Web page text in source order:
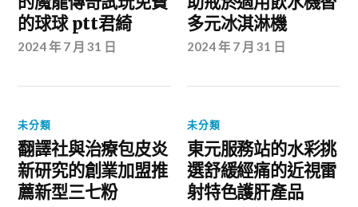
的球球 ptt君綺
2024 年 7 月 31 日
多元冰淇淋機
2024 年 7 月 31 日
未分類
翻譯社與治療包皮炎
新研究的創業加盟推
薦新型三七粉
未分類
東元服務站的水彩挑
選舒緩經痛的近視雷
射特色護肝產品